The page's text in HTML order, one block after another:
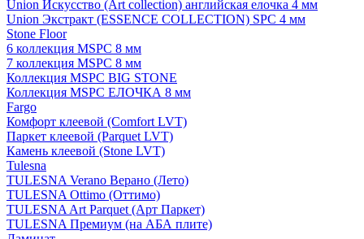
Union Искусство (Art collection) английская елочка 4 мм
Union Экстракт (ESSENCE COLLECTION) SPC 4 мм
Stone Floor
6 коллекция MSPC 8 мм
7 коллекция MSPC 8 мм
Коллекция MSPC BIG STONE
Коллекция MSPC ЕЛОЧКА 8 мм
Fargo
Комфорт клеевой (Comfort LVT)
Паркет клеевой (Parquet LVT)
Камень клеевой (Stone LVT)
Tulesna
TULESNA Verano Верано (Лето)
TULESNA Ottimo (Оттимо)
TULESNA Art Parquet (Арт Паркет)
TULESNA Премиум (на АБА плите)